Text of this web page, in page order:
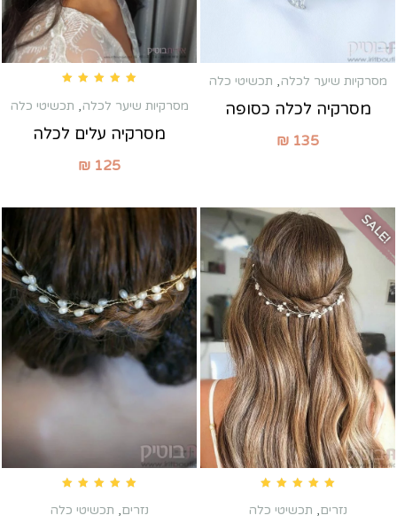
מסרקיות שיער לכלה, תכשיטי כלה
מסרקיה לכלה כסופה
₪ 135
מסרקיות שיער לכלה, תכשיטי כלה
מסרקיה עלים לכלה
₪ 125
SALE!
נזרים, תכשיטי כלה נזרים, תכשיטי כלה